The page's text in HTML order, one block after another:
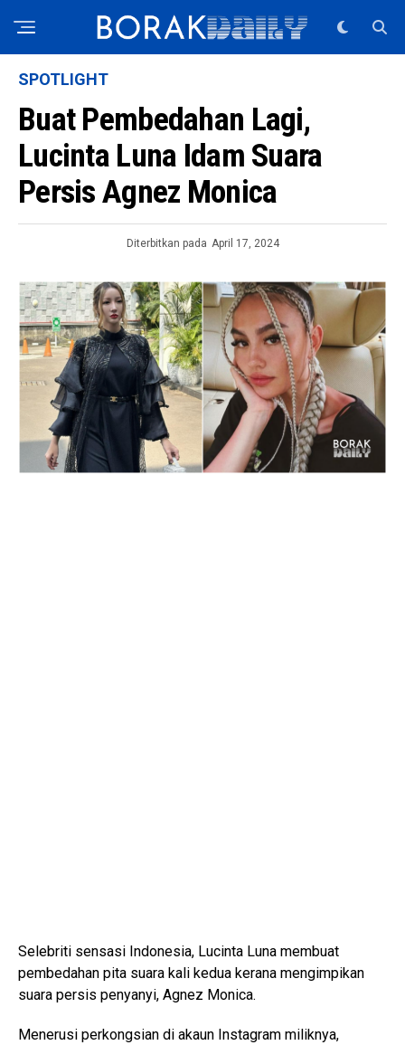
SPOTLIGHT
Buat Pembedahan Lagi,
Lucinta Luna Idam Suara
Persis Agnez Monica
Diterbitkan pada April 17, 2024
Selebriti sensasi Indonesia, Lucinta Luna membuat
pembedahan pita suara kali kedua kerana mengimpikan
suara persis penyanyi, Agnez Monica.
Menerusi perkongsian di akaun Instagram miliknya,